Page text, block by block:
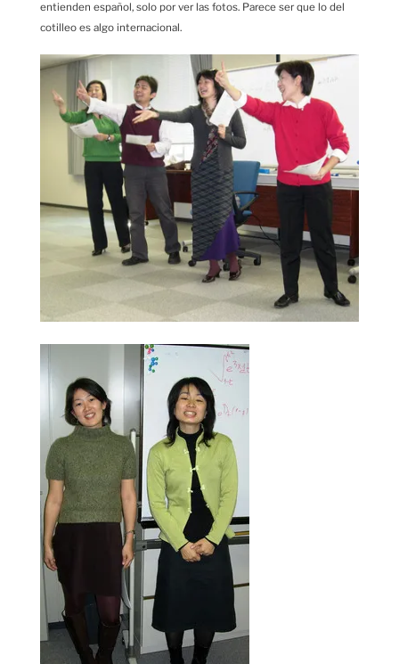
entienden español, solo por ver las fotos. Parece ser que lo del
cotilleo es algo internacional.